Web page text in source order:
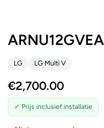
LG LG Multi V
€2,700.00
✓ Prijs inclusief installatie